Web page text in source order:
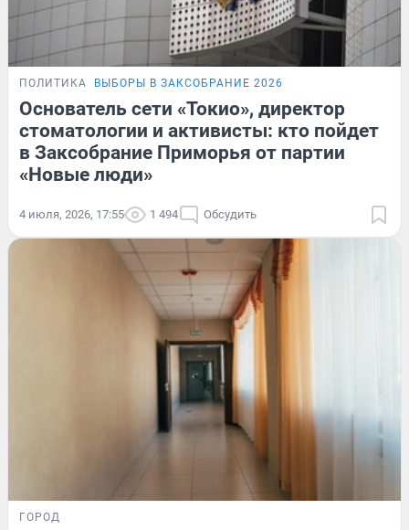
ПОЛИТИКА ВЫБОРЫ В ЗАКСОБРАНИЕ 2026
Основатель сети «Токио», директор
стоматологии и активисты: кто пойдет
в Заксобрание Приморья от партии
«Новые люди»
4 июля, 2026, 17:55 1 494 Обсудить
ГОРОД